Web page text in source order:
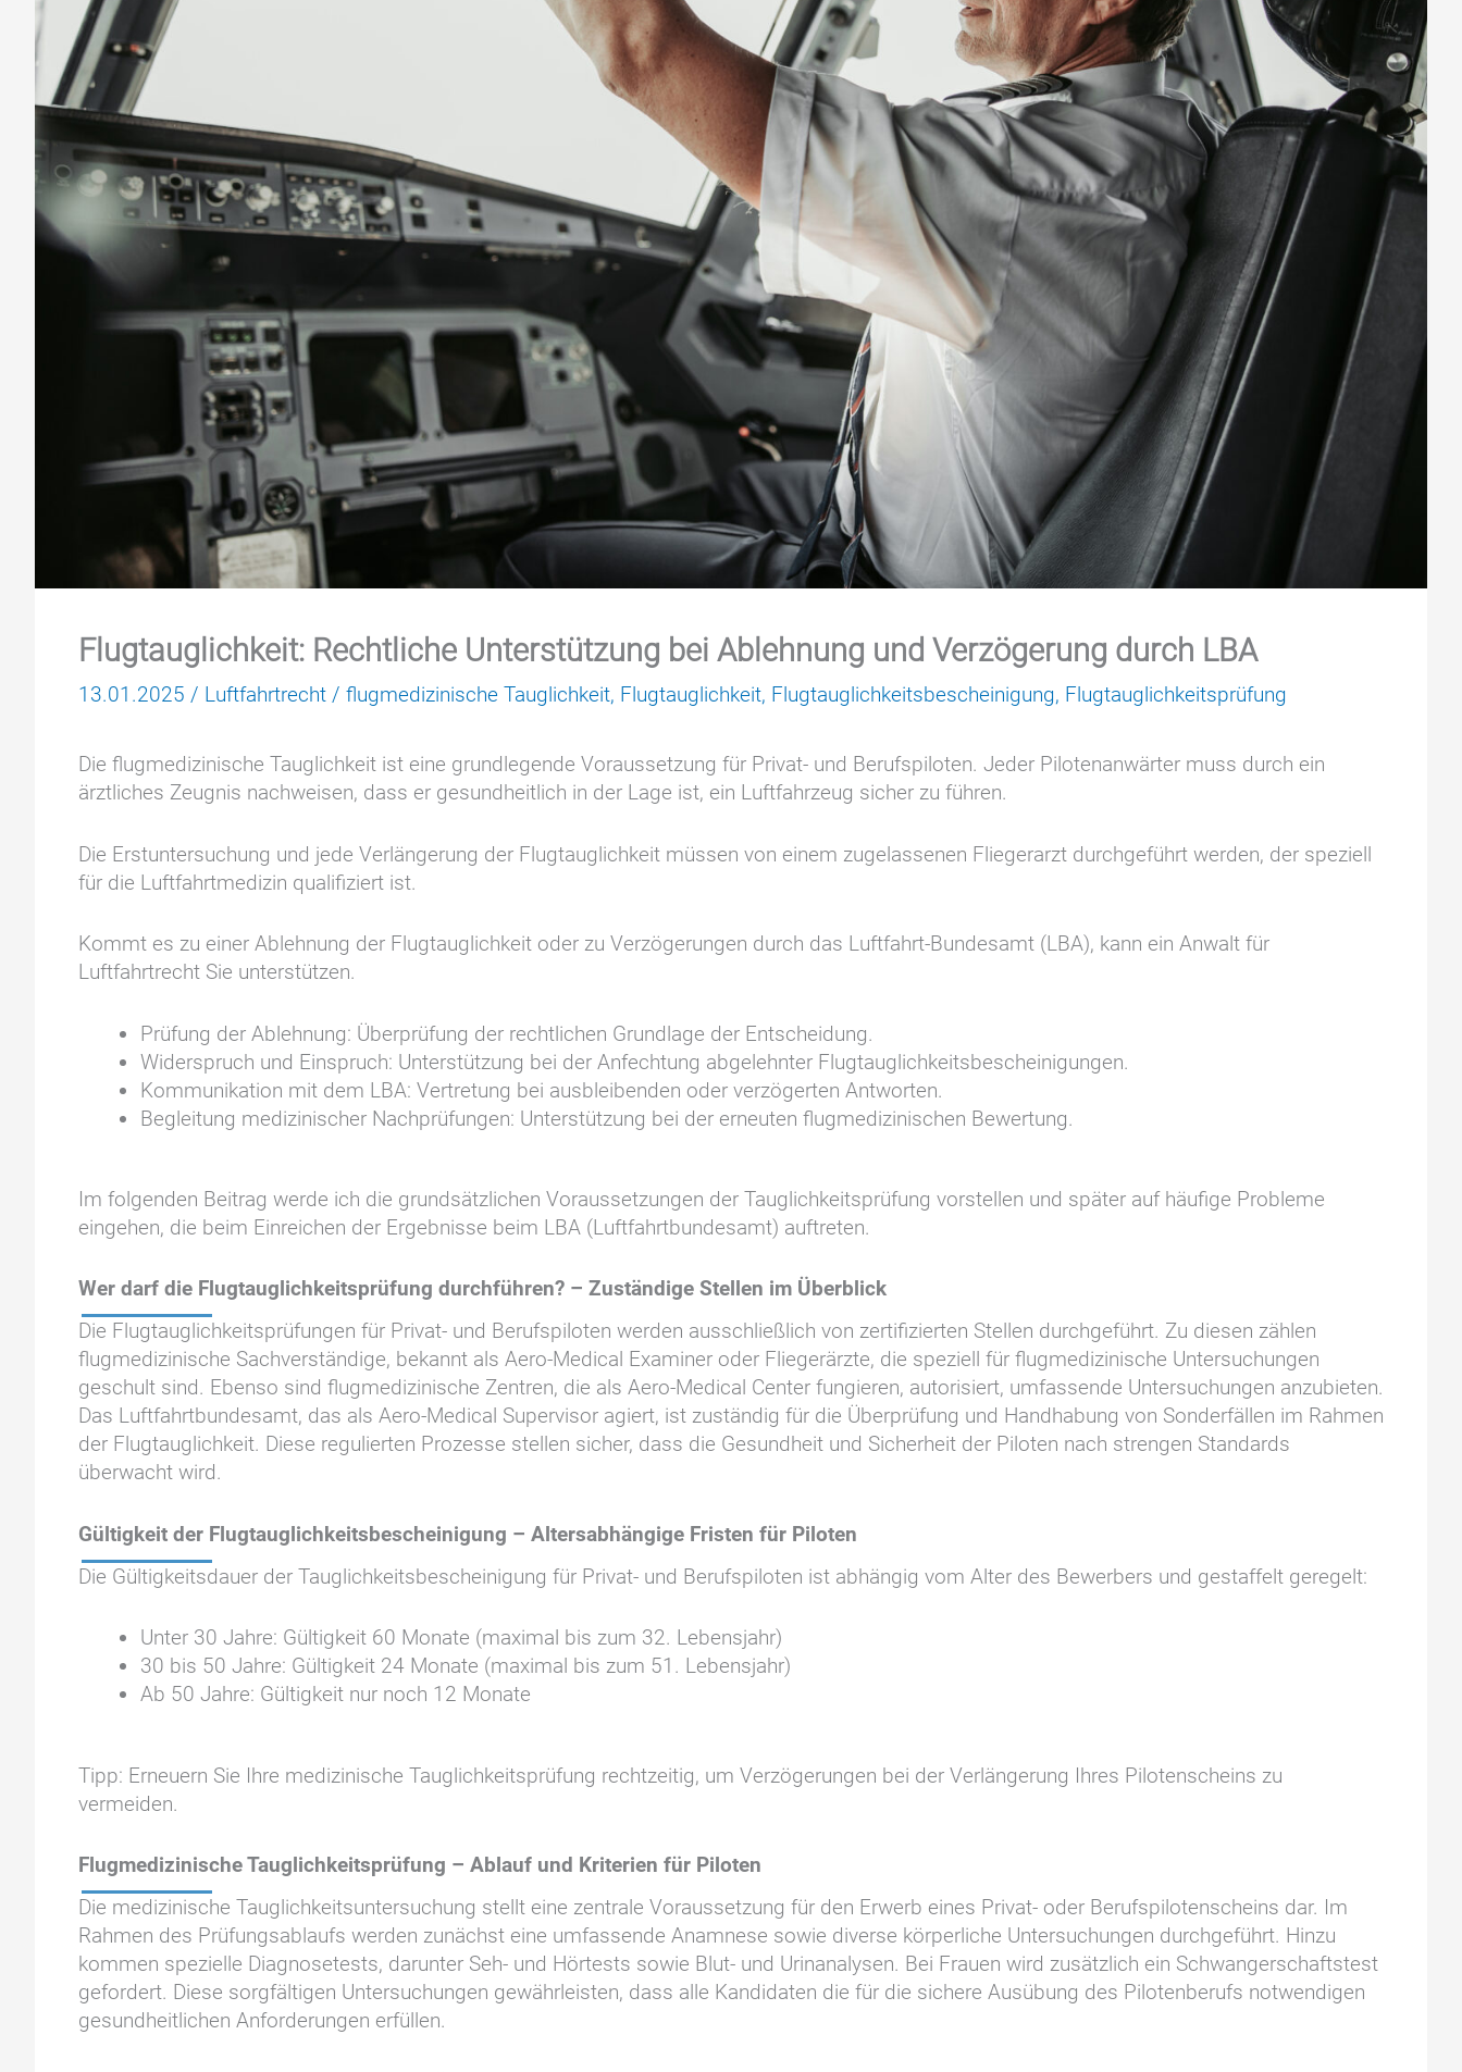
Flugtauglichkeit: Rechtliche Unterstützung bei Ablehnung und Verzögerung durch LBA
13.01.2025 / Luftfahrtrecht / flugmedizinische Tauglichkeit, Flugtauglichkeit, Flugtauglichkeitsbescheinigung, Flugtauglichkeitsprüfung
Die flugmedizinische Tauglichkeit ist eine grundlegende Voraussetzung für Privat- und Berufspiloten. Jeder Pilotenanwärter muss durch ein
ärztliches Zeugnis nachweisen, dass er gesundheitlich in der Lage ist, ein Luftfahrzeug sicher zu führen.
Die Erstuntersuchung und jede Verlängerung der Flugtauglichkeit müssen von einem zugelassenen Fliegerarzt durchgeführt werden, der speziell
für die Luftfahrtmedizin qualifiziert ist.
Kommt es zu einer Ablehnung der Flugtauglichkeit oder zu Verzögerungen durch das Luftfahrt-Bundesamt (LBA), kann ein Anwalt für
Luftfahrtrecht Sie unterstützen.
Prüfung der Ablehnung: Überprüfung der rechtlichen Grundlage der Entscheidung.
Widerspruch und Einspruch: Unterstützung bei der Anfechtung abgelehnter Flugtauglichkeitsbescheinigungen.
Kommunikation mit dem LBA: Vertretung bei ausbleibenden oder verzögerten Antworten.
Begleitung medizinischer Nachprüfungen: Unterstützung bei der erneuten flugmedizinischen Bewertung.
Im folgenden Beitrag werde ich die grundsätzlichen Voraussetzungen der Tauglichkeitsprüfung vorstellen und später auf häufige Probleme
eingehen, die beim Einreichen der Ergebnisse beim LBA (Luftfahrtbundesamt) auftreten.
Wer darf die Flugtauglichkeitsprüfung durchführen? – Zuständige Stellen im Überblick
Die Flugtauglichkeitsprüfungen für Privat- und Berufspiloten werden ausschließlich von zertifizierten Stellen durchgeführt. Zu diesen zählen
flugmedizinische Sachverständige, bekannt als Aero-Medical Examiner oder Fliegerärzte, die speziell für flugmedizinische Untersuchungen
geschult sind. Ebenso sind flugmedizinische Zentren, die als Aero-Medical Center fungieren, autorisiert, umfassende Untersuchungen anzubieten.
Das Luftfahrtbundesamt, das als Aero-Medical Supervisor agiert, ist zuständig für die Überprüfung und Handhabung von Sonderfällen im Rahmen
der Flugtauglichkeit. Diese regulierten Prozesse stellen sicher, dass die Gesundheit und Sicherheit der Piloten nach strengen Standards
überwacht wird.
Gültigkeit der Flugtauglichkeitsbescheinigung – Altersabhängige Fristen für Piloten
Die Gültigkeitsdauer der Tauglichkeitsbescheinigung für Privat- und Berufspiloten ist abhängig vom Alter des Bewerbers und gestaffelt geregelt:
Unter 30 Jahre: Gültigkeit 60 Monate (maximal bis zum 32. Lebensjahr)
30 bis 50 Jahre: Gültigkeit 24 Monate (maximal bis zum 51. Lebensjahr)
Ab 50 Jahre: Gültigkeit nur noch 12 Monate
Tipp: Erneuern Sie Ihre medizinische Tauglichkeitsprüfung rechtzeitig, um Verzögerungen bei der Verlängerung Ihres Pilotenscheins zu
vermeiden.
Flugmedizinische Tauglichkeitsprüfung – Ablauf und Kriterien für Piloten
Die medizinische Tauglichkeitsuntersuchung stellt eine zentrale Voraussetzung für den Erwerb eines Privat- oder Berufspilotenscheins dar. Im
Rahmen des Prüfungsablaufs werden zunächst eine umfassende Anamnese sowie diverse körperliche Untersuchungen durchgeführt. Hinzu
kommen spezielle Diagnosetests, darunter Seh- und Hörtests sowie Blut- und Urinanalysen. Bei Frauen wird zusätzlich ein Schwangerschaftstest
gefordert. Diese sorgfältigen Untersuchungen gewährleisten, dass alle Kandidaten die für die sichere Ausübung des Pilotenberufs notwendigen
gesundheitlichen Anforderungen erfüllen.